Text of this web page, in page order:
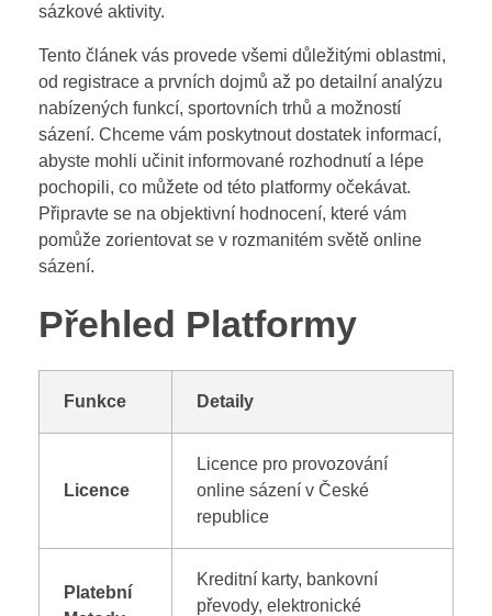
sázkové aktivity.
Tento článek vás provede všemi důležitými oblastmi,
od registrace a prvních dojmů až po detailní analýzu
nabízených funkcí, sportovních trhů a možností
sázení. Chceme vám poskytnout dostatek informací,
abyste mohli učinit informované rozhodnutí a lépe
pochopili, co můžete od této platformy očekávat.
Připravte se na objektivní hodnocení, které vám
pomůže zorientovat se v rozmanitém světě online
sázení.
Přehled Platformy
Funkce Detaily
Licence
Licence pro provozování
online sázení v České
republice
Platební
Kreditní karty, bankovní
převody, elektronické